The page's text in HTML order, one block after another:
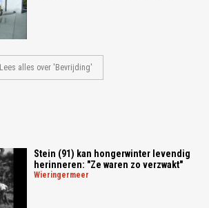
Lees alles over 'Bevrijding'
Stein (91) kan hongerwinter levendig
herinneren: "Ze waren zo verzwakt"
wieringermeer